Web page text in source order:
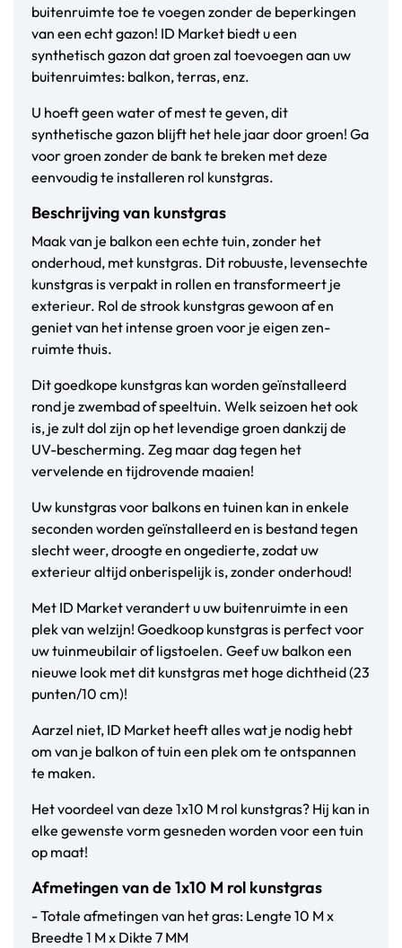
buitenruimte toe te voegen zonder de beperkingen
van een echt gazon! ID Market biedt u een
synthetisch gazon dat groen zal toevoegen aan uw
buitenruimtes: balkon, terras, enz.
U hoeft geen water of mest te geven, dit
synthetische gazon blijft het hele jaar door groen! Ga
voor groen zonder de bank te breken met deze
eenvoudig te installeren rol kunstgras.
Beschrijving van kunstgras
Maak van je balkon een echte tuin, zonder het
onderhoud, met kunstgras. Dit robuuste, levensechte
kunstgras is verpakt in rollen en transformeert je
exterieur. Rol de strook kunstgras gewoon af en
geniet van het intense groen voor je eigen zen-
ruimte thuis.
Dit goedkope kunstgras kan worden geïnstalleerd
rond je zwembad of speeltuin. Welk seizoen het ook
is, je zult dol zijn op het levendige groen dankzij de
UV-bescherming. Zeg maar dag tegen het
vervelende en tijdrovende maaien!
Uw kunstgras voor balkons en tuinen kan in enkele
seconden worden geïnstalleerd en is bestand tegen
slecht weer, droogte en ongedierte, zodat uw
exterieur altijd onberispelijk is, zonder onderhoud!
Met ID Market verandert u uw buitenruimte in een
plek van welzijn! Goedkoop kunstgras is perfect voor
uw tuinmeubilair of ligstoelen. Geef uw balkon een
nieuwe look met dit kunstgras met hoge dichtheid (23
punten/10 cm)!
Aarzel niet, ID Market heeft alles wat je nodig hebt
om van je balkon of tuin een plek om te ontspannen
te maken.
Het voordeel van deze 1x10 M rol kunstgras? Hij kan in
elke gewenste vorm gesneden worden voor een tuin
op maat!
Afmetingen van de 1x10 M rol kunstgras
- Totale afmetingen van het gras: Lengte 10 M x
Breedte 1 M x Dikte 7 MM